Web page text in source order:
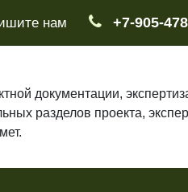
нам +7-905-
документации,
разделов проекта,